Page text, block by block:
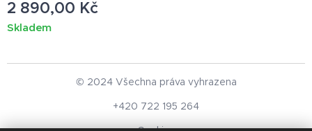
2 890,00 Kč
Skladem
© 2024 Všechna práva vyhrazena
+420 722 195 264